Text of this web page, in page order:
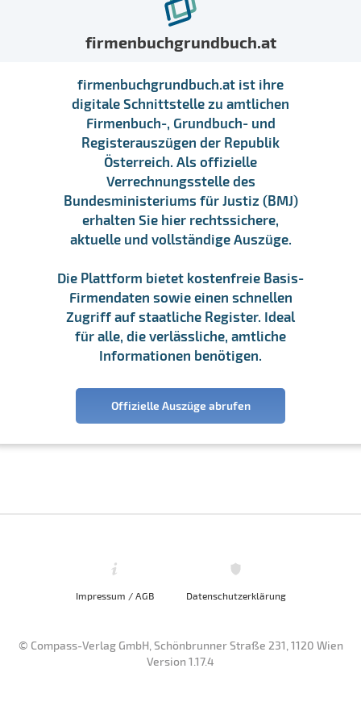
firmenbuchgrundbuch.at
firmenbuchgrundbuch.at ist ihre
digitale Schnittstelle zu amtlichen
Firmenbuch-, Grundbuch- und
Registerauszügen der Republik
Österreich. Als offizielle
Verrechnungsstelle des
Bundesministeriums für Justiz (BMJ)
erhalten Sie hier rechtssichere,
aktuelle und vollständige Auszüge.
Die Plattform bietet kostenfreie Basis-
Firmendaten sowie einen schnellen
Zugriff auf staatliche Register. Ideal
für alle, die verlässliche, amtliche
Informationen benötigen.
Offizielle Auszüge abrufen
Impressum / AGB Datenschutzerklärung
© Compass-Verlag GmbH, Schönbrunner Straße 231, 1120 Wien
Version 1.17.4